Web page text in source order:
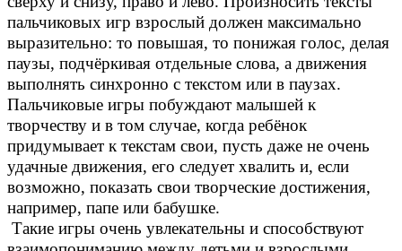
пальчиковых игр взрослый должен максимально
выразительно: то повышая, то понижая голос, делая
паузы, подчёркивая отдельные слова, а движения
выполнять синхронно с текстом или в паузах.
Пальчиковые игры побуждают малышей к
творчеству и в том случае, когда ребёнок
придумывает к текстам свои, пусть даже не очень
удачные движения, его следует хвалить и, если
возможно, показать свои творческие достижения,
например, папе или бабушке.
Такие игры очень увлекательны и способствуют